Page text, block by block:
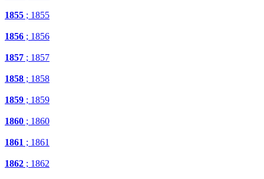
1855 ; 1855
1856 ; 1856
1857 ; 1857
1858 ; 1858
1859 ; 1859
1860 ; 1860
1861 ; 1861
1862 ; 1862